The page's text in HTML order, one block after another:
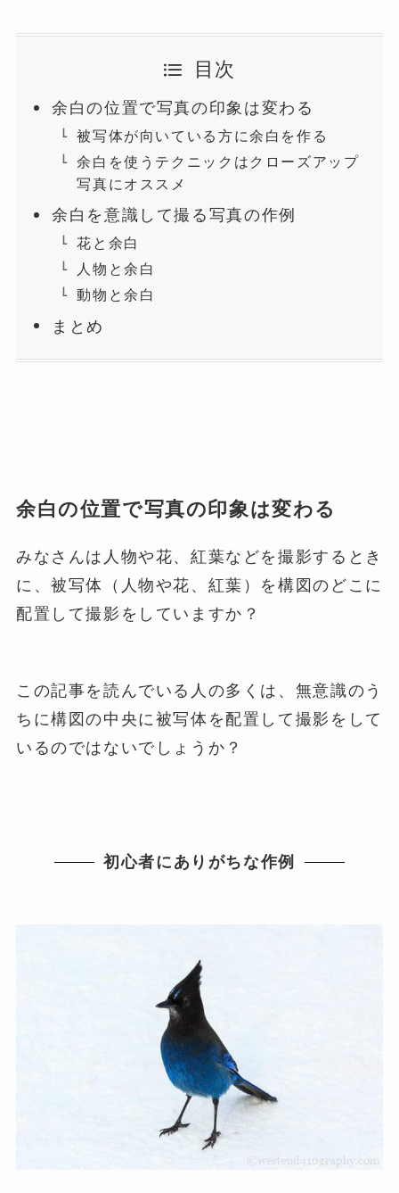
目次
余白の位置で写真の印象は変わる
被写体が向いている方に余白を作る
余白を使うテクニックはクローズアップ
写真にオススメ
余白を意識して撮る写真の作例
花と余白
人物と余白
動物と余白
まとめ
余白の位置で写真の印象は変わる
みなさんは人物や花、紅葉などを撮影するとき
に、被写体（人物や花、紅葉）を構図のどこに
配置して撮影をしていますか？
この記事を読んでいる人の多くは、無意識のう
ちに構図の中央に被写体を配置して撮影をして
いるのではないでしょうか？
初心者にありがちな作例